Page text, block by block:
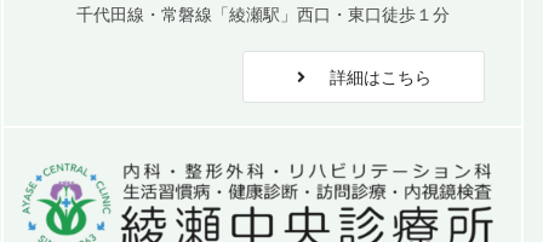
千代田線・常磐線「綾瀬駅」西口・東口徒歩１分
詳細はこちら